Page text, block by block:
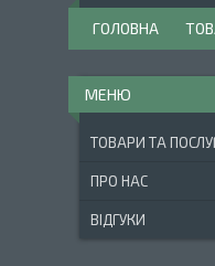
ГОЛОВНА
ТОВАРИ ТА
ПРО НАС
ВІДГУКИ